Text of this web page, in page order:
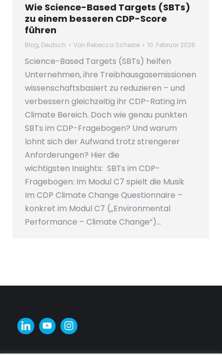
Wie Science-Based Targets (SBTs)
zu einem besseren CDP-Score
führen
Blog, Deutsch Von Rebecca Scheibe 10. Februar 2026
Science-Based Targets (SBTs) helfen
Unternehmen, ihre Treibhausgasemissionen
wissenschaftsbasiert zu reduzieren – und
verbessern gleichzeitig ihr CDP-Rating im
Climate Bereich. Doch wie genau punkten
SBTs im CDP-Fragebogen? Und warum
lohnt sich der Aufwand trotz strengerer
Anforderungen? Hier die
wichtigsten Insights: SBTs im CDP-
Fragebogen: Im Modul C7 spielt die Musik
Im CDP Climate Change Questionnaire –
konkret im Modul C7 („Environmental
Performance – Climate Change“)…